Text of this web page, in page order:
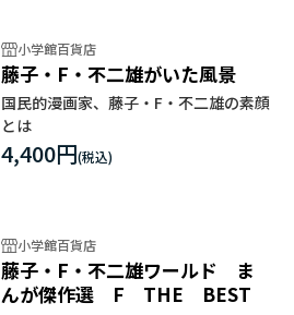
小学館百貨店
藤子・F・不二雄がいた風景
国民的漫画家、藤子・F・不二雄の素顔
とは
4,400円
小学館百貨店
藤子・F・不二雄ワールド ま
んが傑作選 F THE BEST